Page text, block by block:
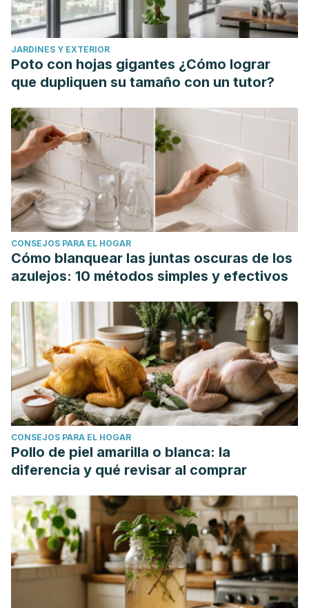
JARDINES Y EXTERIOR
Poto con hojas gigantes ¿Cómo lograr
que dupliquen su tamaño con un tutor?
CONSEJOS PARA EL HOGAR
Cómo blanquear las juntas oscuras de los
azulejos: 10 métodos simples y efectivos
CONSEJOS PARA EL HOGAR
Pollo de piel amarilla o blanca: la
diferencia y qué revisar al comprar